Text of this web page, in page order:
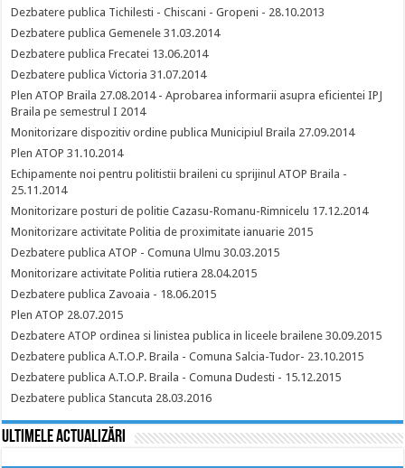
Dezbatere publica Tichilesti - Chiscani - Gropeni - 28.10.2013
Dezbatere publica Gemenele 31.03.2014
Dezbatere publica Frecatei 13.06.2014
Dezbatere publica Victoria 31.07.2014
Plen ATOP Braila 27.08.2014 - Aprobarea informarii asupra eficientei IPJ
Braila pe semestrul I 2014
Monitorizare dispozitiv ordine publica Municipiul Braila 27.09.2014
Plen ATOP 31.10.2014
Echipamente noi pentru politistii braileni cu sprijinul ATOP Braila -
25.11.2014
Monitorizare posturi de politie Cazasu-Romanu-Rimnicelu 17.12.2014
Monitorizare activitate Politia de proximitate ianuarie 2015
Dezbatere publica ATOP - Comuna Ulmu 30.03.2015
Monitorizare activitate Politia rutiera 28.04.2015
Dezbatere publica Zavoaia - 18.06.2015
Plen ATOP 28.07.2015
Dezbatere ATOP ordinea si linistea publica in liceele brailene 30.09.2015
Dezbatere publica A.T.O.P. Braila - Comuna Salcia-Tudor- 23.10.2015
Dezbatere publica A.T.O.P. Braila - Comuna Dudesti - 15.12.2015
Dezbatere publica Stancuta 28.03.2016
Ultimele actualizări